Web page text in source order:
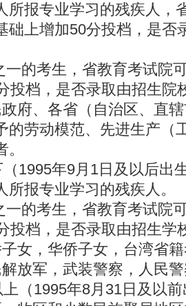
所报专业学习的残疾人，
础上增加50分投档，是否
一的考生，省教育考试院
投档，是否录取由招生院
政府、各省（自治区、直
的劳动模范、先进生产（
（1995年9月1日及以后出
报专业学习的残疾人。
一的考生，省教育考试院
投档，是否录取由招生学
子女，华侨子女，台湾省
解放军，武装警察，人民
上（1995年8月31日及以